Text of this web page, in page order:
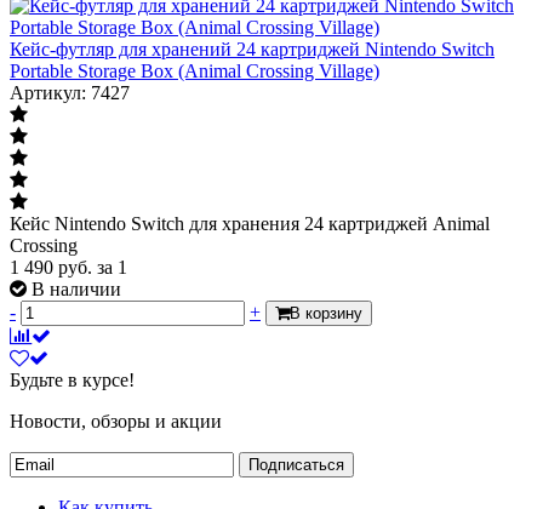
Кейс-футляр для хранений 24 картриджей Nintendo Switch
Portable Storage Box (Animal Crossing Village)
Артикул: 7427
Кейс Nintendo Switch для хранения 24 картриджей Animal
Crossing
1 490 руб. за 1
В наличии
-
+ В корзину
Будьте в курсе!
Новости, обзоры и акции
Подписаться